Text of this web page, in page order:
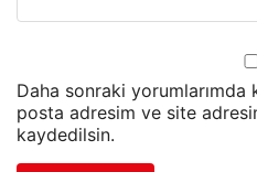
Daha sonraki yorumlarımda
posta adresim ve site
kaydedilsin.